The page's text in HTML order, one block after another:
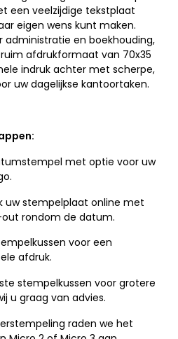
een veelzijdige tekstplaat
eigen wens kunt maken.
administratie en boekhouding,
afdrukformaat van 70x35
indruk achter met scherpe,
uw dagelijkse kantoortaken.
met optie voor uw
uw stempelplaat online met
rondom de datum.
voor een
afdruk.
stempelkussen voor grotere
u graag van advies.
raden we het